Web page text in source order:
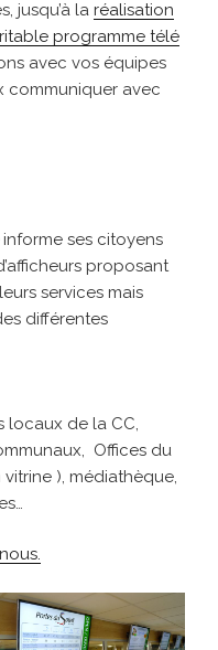
jusqu’à la réalisation
programme télé
avec vos équipes
communiquer avec
informe ses citoyens
proposant
services mais
différentes
locaux de la CC,
Offices du
), médiathèque,